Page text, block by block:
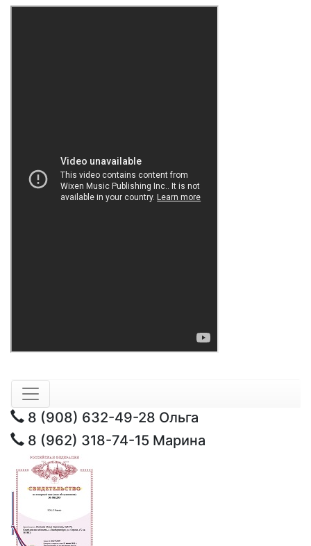
8 (908) 632-49-28 Ольга
8 (962) 318-74-15 Марина